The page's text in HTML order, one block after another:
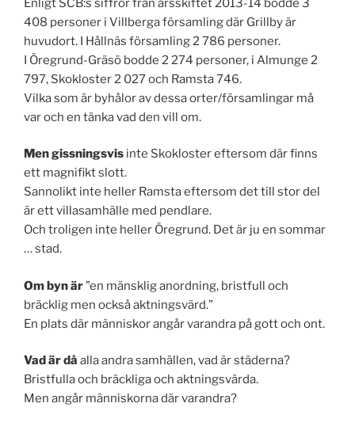
408 personer i Villberga församling där Grillby är
huvudort. I Hållnäs församling 2 786 personer.
I Öregrund-Gräsö bodde 2 274 personer, i Almunge 2
797, Skokloster 2 027 och Ramsta 746.
Vilka som är byhålor av dessa orter/församlingar må
var och en tänka vad den vill om.
Men gissningsvis inte Skokloster eftersom där finns
ett magnifikt slott.
Sannolikt inte heller Ramsta eftersom det till stor del
är ett villasamhälle med pendlare.
Och troligen inte heller Öregrund. Det är ju en sommar
… stad.
Om byn är”en mänsklig anordning, bristfull och
bräcklig men också aktningsvärd.”
En plats där människor angår varandra på gott och ont.
Vad är då alla andra samhällen, vad är städerna?
Bristfulla och bräckliga och aktningsvärda.
Men angår människorna där varandra?